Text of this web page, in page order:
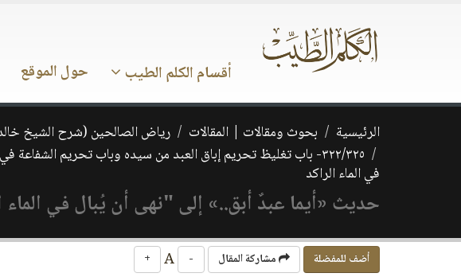
أقسام الكلم الطيب حول الموقع
الرئيسية بحوث ومقالات | المقالات
رياض الصالحين (شرح الشيخ
٣٢٢/٣٢٥- باب تغليظ تحريم إباق العبد من سيده وباب تحريم
في الماء الراكد
حديث «أيما عبدٌ أبق..» إلى "نهى أن يُبال في الماء
أضف للمفضلة مشاركة المقال -
+